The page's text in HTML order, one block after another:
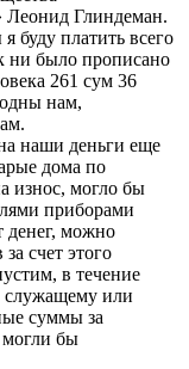
Леонид Глиндеман.
буду платить всего
ни было прописано
261 сум 36
нам,
наши деньги еще
дома по
износ, могло бы
приборами
денег, можно
счет этого
в течение
служащему или
суммы за
могли бы